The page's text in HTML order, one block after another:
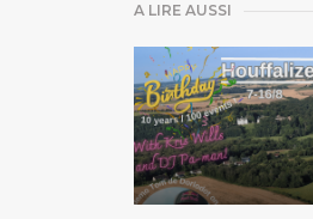
A LIRE AUSSI